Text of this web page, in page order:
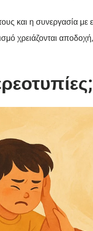
και η συνεργασία με
χρειάζονται